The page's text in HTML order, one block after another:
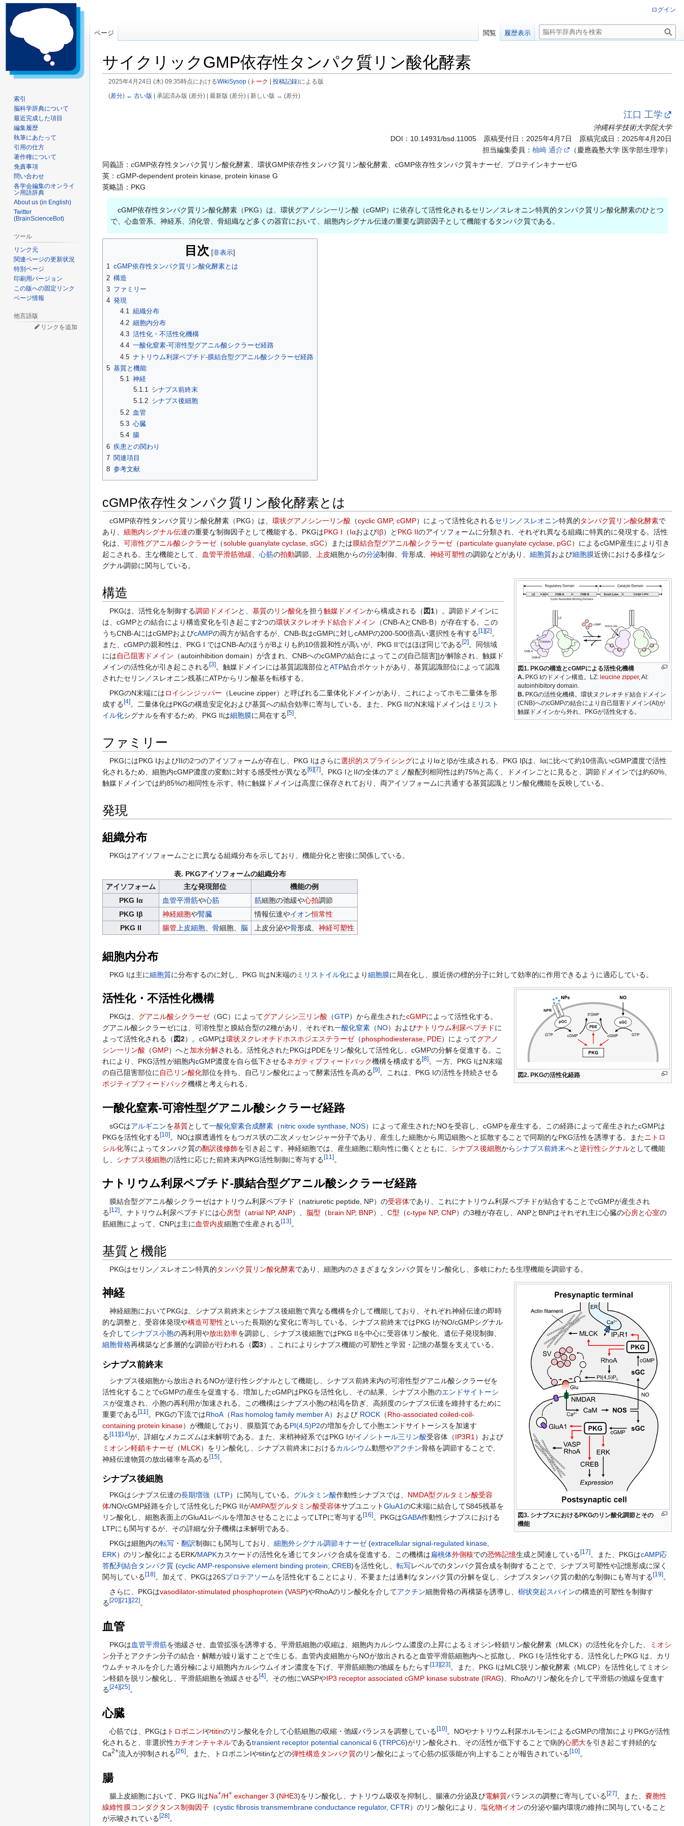
サイクリックGMP依存性タンパク質リン酸化酵素
2025年4月24日 (木) 09:35時点におけるWikiSysop (トーク | 投稿記録)による版
(差分) ← 古い版 | 承認済み版 (差分) | 最新版 (差分) | 新しい版 → (差分)
ョ
ン
に
江口 工学
沖縄科学技術大学院大学
DOI： 10.14931/bsd.11005 原稿受付日：2025年4月7日 原稿完成日：2025年4月20日
担当編集委員： 柚崎 通介
（慶應義塾大学 医学部生理学）
同義語：cGMP依存性タンパク質リン酸化酵素、環状GMP依存性タンパク質リン酸化酵素、cGMP依存性タンパク質キナーゼ、プロテインキナーゼG
英：cGMP-dependent protein kinase, protein kinase G
英略語：PKG
cGMP依存性タンパク質リン酸化酵素（PKG）は、環状グアノシン一リン酸（cGMP）に依存して活性化されるセリン／スレオニン特異的タンパク質リン酸化酵素のひとつ
で、心血管系、神経系、消化管、骨組織など多くの器官において、細胞内シグナル伝達の重要な調節因子として機能するタンパク質である。
目次
1 cGMP依存性タンパク質リン酸化酵素とは
2 構造
3 ファミリー
4 発現
4.1 組織分布
4.2 細胞内分布
4.3 活性化・不活性化機構
4.4 一酸化窒素-可溶性型グアニル酸シクラーゼ経路
4.5 ナトリウム利尿ペプチド-膜結合型グアニル酸シクラーゼ経路
5 基質と機能
5.1 神経
5.1.1 シナプス前終末
5.1.2 シナプス後細胞
5.2 血管
5.3 心臓
5.4 腸
6 疾患との関わり
7 関連項目
8 参考文献
cGMP依存性タンパク質リン酸化酵素とは
cGMP依存性タンパク質リン酸化酵素（PKG）は、 環状グアノシン一リン酸 （cyclic GMP, cGMP）によって活性化されるセリン ／ スレオニン特異的タンパク質リン酸化酵素で
あり、 細胞内シグナル伝達の重要な制御因子として機能する。PKGはPKG I （IαおよびIβ）と PKG IIのアイソフォームに分類され、それぞれ異なる組織に特異的に発現する。活性
化は、 可溶性グアニル酸シクラーゼ（soluble guanylate cyclase sGC）または膜結合型グアニル酸シクラーゼ（particulate guanylate cyclase pGC）によるcGMP産生により引き
起こされる。主な機能として、
血管平滑筋弛緩 心筋の拍動調節、 上皮細胞からの分泌制御、 骨形成、 神経可塑性の調節などがあり、 細胞質および細胞膜近傍における多様なシ
グナル調節に関与している。
図1. PKGの構造とcGMPによる活性化機構
A. PKG Iのドメイン構造。LZ: leucine zipper, AI:
autoinhibitory domain.
B. PKGの活性化機構。環状ヌクレオチド結合ドメイン
(CNB)へのcGMPの結合により自己阻害ドメイン(AI)が
触媒ドメインから外れ、PKGが活性化する。
構造
PKGは、活性化を制御する調節ドメインと、 基質のリン酸化を担う触媒ドメインから構成される（ 図1）。調節ドメインに
は、cGMPとの結合により構造変化を引き起こす2つの環状ヌクレオチド結合ドメイン （CNB-AとCNB-B）が存在する。この
うちCNB-AにはcGMPおよびcAMPの両方が結合するが、CNB-BはcGMPに対しcAMPの200-500倍高い選択性を有する [1 ][2] 。
また、cGMPの親和性は、PKG I ではCNB-AのほうがBよりも約10倍親和性が高いが、PKG IIではほぼ同じである [2] 。同領域
には自己阻害ドメイン （autoinhibition domain）が含まれ、CNBへのcGMPの結合によってこの[自己阻害]]が解除され、触媒ド
メインの活性化が引き起こされる [3] 。触媒ドメインには基質認識部位とATP結合ポケットがあり、基質認識部位によって認識
されたセリン／スレオニン残基にATPからリン酸基を転移する。
PKGのN末端にはロイシンジッパー （Leucine zipper）と呼ばれる二量体化ドメインがあり、これによってホモ二量体を形
成する [4] 。二量体化はPKGの構造安定化および基質への結合効率に寄与している。また、PKG IIのN末端ドメインは ミリスト
イル化シグナルを有するため、PKG IIは細胞膜に局在する [5] 。
ファミリー
PKGにはPKG IおよびIIの2つのアイソフォームが存在し、PKG Iはさらに選択的スプライシングによりIαとIβが生成される。PKG Iβは、Iαに比べて約10倍高いcGMP濃度で活性
化されるため、細胞内cGMP濃度の変動に対する感受性が異なる [6][7] 。PKG IとIIの全体のアミノ酸配列相同性は約75%と高く、ドメインごとに見ると、調節ドメインでは約60%、
触媒ドメインでは約85%の相同性を示す。特に触媒ドメインは高度に保存されており、両アイソフォームに共通する基質認識とリン酸化機能を反映している。
発現
組織分布
PKGはアイソフォームごとに異なる組織分布を示しており、機能分化と密接に関係している。
表. PKGアイソフォームの組織分布
アイソフォーム
主な発現部位
機能の例
PKG Iα
血管平滑筋や心筋 筋細胞の弛緩や心拍調節
PKG Iβ
神経細胞や腎臓 情報伝達やイオン恒常性
PKG II
腸管 上皮細胞、 骨細胞、 脳 上皮分泌や骨形成、 神経可塑性
細胞内分布
PKG Iは主に細胞質に分布するのに対し、PKG IIはN末端のミリストイル化により細胞膜に局在化し、膜近傍の標的分子に対して効率的に作用できるように適応している。
図2. PKGの活性化経路
活性化・不活性化機構
PKGは、 グアニル酸シクラーゼ（GC）によってグアノシン三リン酸 （GTP）から産生されたcGMPによって活性化する。
グアニル酸シクラーゼには、可溶性型と膜結合型の2種があり、それぞれ一酸化窒素 （NO）およびナトリウム利尿ペプチドに
よって活性化される（ 図2）。cGMPは環状ヌクレオチドホスホジエステラーゼ（phosphodiesterase, PDE）によってグアノ
シン一リン酸 （GMP）へと 加水分解される。活性化されたPKGはPDEをリン酸化して活性化し、cGMPの分解を促進する。こ
れにより、PKG活性が細胞内cGMP濃度を自ら低下させるネガティブフィードバック機構を構成する [8]。一方、PKG IはN末端
の自己阻害部位に自己リン酸化部位を持ち、自己リン酸化によって酵素活性を高める [9]。これは、PKG Iの活性を持続させる
ポジティブフィードバック機構と考えられる。
一酸化窒素-可溶性型グアニル酸シクラーゼ経路
sGCはアルギニンを基質として一酸化窒素合成酵素 （nitric oxide synthase NOS）によって産生されたNOを受容し、cGMPを産生する。この経路によって産生されたcGMPは
PKGを活性化する[10]。NOは膜透過性をもつガス状の二次メッセンジャー分子であり、産生した細胞から周辺細胞へと拡散することで同期的なPKG活性を誘導する。またニトロ
シル化等によってタンパク質の翻訳後修飾を引き起こす。神経細胞では、産生細胞に順向性に働くとともに、 シナプス後細胞からシナプス前終末へと逆行性シグナルとして機能
し、 シナプス後細胞の活性に応じた前終末内PKG活性制御に寄与する[11 ]。
ナトリウム利尿ペプチド-膜結合型グアニル酸シクラーゼ経路
膜結合型グアニル酸シクラーゼはナトリウム利尿ペプチド（natriuretic peptide, NP）の受容体であり、これにナトリウム利尿ペプチドが結合することでcGMPが産生され
る [12] 。ナトリウム利尿ペプチドには心房型 （atrial NP, ANP）、 脳型 （brain NP, BNP）、 C型 （c-type NP, CNP）の3種が存在し、ANPとBNPはそれぞれ主に心臓の心房と心室の
筋細胞によって、CNPは主に 血管内皮細胞で生産される [13] 。
基質と機能
PKGはセリン／スレオニン特異的タンパク質リン酸化酵素であり、細胞内のさまざまなタンパク質をリン酸化し、多岐にわたる生理機能を調節する。
図3. シナプスにおけるPKGのリン酸化調節とその
機能
神経
神経細胞においてPKGは、シナプス前終末とシナプス後細胞で異なる機構を介して機能しており、それぞれ神経伝達の即時
的な調整と、受容体発現や構造可塑性といった長期的な変化に寄与している。シナプス前終末ではPKG IがNO/cGMPシグナル
を介してシナプス小胞の再利用や放出効率を調節し、シナプス後細胞ではPKG IIを中心に受容体リン酸化、遺伝子発現制御、
細胞骨格再構築など多層的な調節が行われる（ 図3）。これによりシナプス機能の可塑性と学習・記憶の基盤を支えている。
シナプス前終末
シナプス後細胞から放出されるNOが逆行性シグナルとして機能し、シナプス前終末内の可溶性型グアニル酸シクラーゼを
活性化することでcGMPの産生を促進する。増加したcGMPはPKGを活性化し、その結果、シナプス小胞のエンドサイトーシ
スが促進され、小胞の再利用が加速される。この機構はシナプス小胞の枯渇を防ぎ、高頻度のシナプス伝達を維持するために
重要である[11 ]。PKGの下流ではRhoA （Ras homolog family member A）および ROCK （Rho-associated coiled-coil-
containing protein kinase）が機能しており、膜脂質であるPI(4,5)P2の増加を介して小胞エンドサイトーシスを加速す
る[11 ][14]が、詳細なメカニズムは未解明である。また、末梢神経系ではPKG Iがイノシトール三リン酸受容体（IP3R1 ）および
ミオシン軽鎖キナーゼ（MLCK）をリン酸化し、シナプス前終末におけるカルシウム動態やアクチン骨格を調節することで、
神経伝達物質の放出確率を高める[15]。
シナプス後細胞
PKGはシナプス伝達の長期増強 （LTP）に関与している。 グルタミン酸作動性シナプスでは、 NMDA型グルタミン酸受容
体/NO/cGMP経路を介して活性化したPKG IIがAMPA型グルタミン酸受容体サブユニットGluA1のC末端に結合してS845残基を
リン酸化し、細胞表面上のGluA1レベルを増加させることによってLTPに寄与する [16] 。PKGはGABA作動性シナプスにおける
LTPにも関与するが、その詳細な分子機構は未解明である。
PKGは細胞内の転写 ・ 翻訳制御にも関与しており、 細胞外シグナル調節キナーゼ(extracellular signal-regulated kinase
ERK）のリン酸化によるERK/MAPKカスケードの活性化を通じてタンパク合成を促進する。この機構は扁桃体外側核での恐怖記憶生成と関連している [17] 。また、PKGはcAMP応
答配列結合タンパク質 (cyclic AMP-responsive element binding protein; CREB)を活性化し、 転写レベルでのタンパク質合成を制御することで、シナプス可塑性や記憶形成に深く
関与している [18] 。加えて、PKGは26Sプロテアソームを活性化することにより、不要または過剰なタンパク質の分解を促し、シナプスタンパク質の動的な制御にも寄与する [19] 。
さらに、PKGはvasodilator-stimulated phosphoprotein (VASP)やRhoAのリン酸化を介してアクチン細胞骨格の再構築を誘導し、 樹状突起スパインの構造的可塑性を制御す
る [20][21 ][22] 。
血管
PKGは血管平滑筋を弛緩させ、血管拡張を誘導する。平滑筋細胞の収縮は、細胞内カルシウム濃度の上昇によるミオシン軽鎖リン酸化酵素（MLCK）の活性化を介した、
ミオシ
ン分子とアクチン分子の結合・解離が繰り返すことで生じる。血管内皮細胞からNOが放出されると血管平滑筋細胞内へと拡散し、PKG Iを活性化する。活性化したPKG Iは、カリ
ウムチャネルを介した過分極により細胞内カルシウムイオン濃度を下げ、平滑筋細胞の弛緩をもたらす[13][23]。また、PKG IはMLC脱リン酸化酵素（MLCP）を活性化してミオシ
ン軽鎖を脱リン酸化し、平滑筋細胞を弛緩させる [4]。その他にVASPやIP3 receptor associated cGMP kinase substrate (IRAG)、RhoAのリン酸化を介して平滑筋の弛緩を促進す
る [24][25]。
心臓
心筋では、PKGは トロポニンIやtitinのリン酸化を介して心筋細胞の収縮・弛緩バランスを調整している [10]。NOやナトリウム利尿ホルモンによるcGMPの増加によりPKGが活性
化されると、非選択性カチオンチャネルであるtransient receptor potential canonical 6 (TRPC6)がリン酸化され、その活性が低下することで病的心肥大を引き起こす持続的な
Ca2+流入が抑制される [26]。また、トロポニンIやtitinなどの弾性構造タンパク質のリン酸化によって心筋の拡張能が向上することが報告されている [10]。
腸
腸上皮細胞において、PKG IIはNa+/H+ exchanger 3 (NHE3)をリン酸化し、ナトリウム吸収を抑制し、腸液の分泌及び電解質バランスの調整に寄与している[27]。また、 嚢胞性
線維性膜コンダクタンス制御因子 （cystic fibrosis transmembrane conductance regulator, CFTR）のリン酸化により、 塩化物イオンの分泌や腸内環境の維持に関与していること
が示唆されている[28]。
ログイン
ページ 閲覧 履歴表示
検
索
索引
脳科学辞典について
最近完成した項目
編集履歴
執筆にあたって
引用の仕方
著作権について
免責事項
問い合わせ
各学会編集のオンライ
ン用語辞典
About us (in English)
Twitter
(BrainScienceBot)
ツール
リンク元
関連ページの更新状況
特別ページ
印刷用バージョン
この版への固定リンク
ページ情報
他言語版
リンクを追加